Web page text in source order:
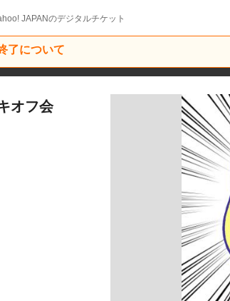
JAPANのデジタルチケット
了について
オフ会